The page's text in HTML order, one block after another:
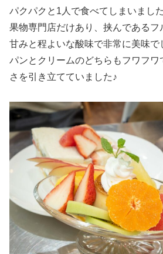
パクパクと1人で食べてしまいました
果物専門店だけあり、挟んであるフ
甘みと程よいな酸味で非常に美味で
パンとクリームのどちらもフワフワ
さを引き立てていました♪